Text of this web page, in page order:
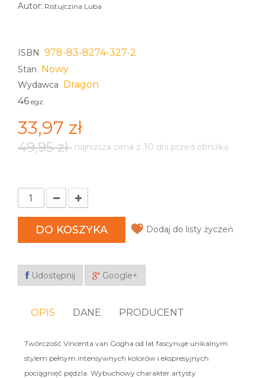
Autor: Ristujczina Luba
ISBN 978-83-8274-327-2
Stan Nowy
Wydawca Dragon
46 egz.
33,97 zł
49,95 zł najniższa cena z 30 dni przed obniżką
DO KOSZYKA Dodaj do listy życzeń
Udostępnij Google+
OPIS DANE PRODUCENT
Twórczość Vincenta van Gogha od lat fascynuje unikalnym
stylem pełnym intensywnych kolorów i ekspresyjnych
pociągnięć pędzla. Wybuchowy charakter artysty